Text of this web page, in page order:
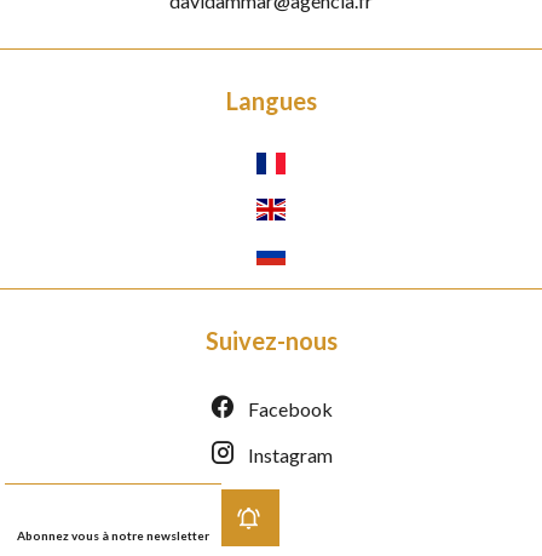
Langues
Suivez-nous
Facebook
Instagram
Abonnez vous à notre newsletter